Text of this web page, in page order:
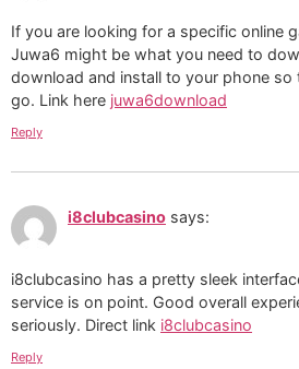
If you are looking for a specific online
Juwa6 might be what you need to
download and install to your phone
go. Link here juwa6download
Reply
i8clubcasino says:
i8clubcasino has a pretty sleek
service is on point. Good overall
seriously. Direct link i8clubcasino
Reply